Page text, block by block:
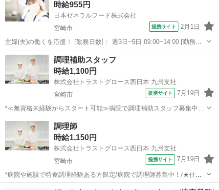
時給955円
日本ゼネラルフード株式会社
宮崎市
提携サイト 2月1日
主婦(夫)の働くを応援！ [勤務日数]： 週3日~5日 09:00~14:00 [勤務
地・最寄駅]： 宮崎県宮崎市清武町今泉丙1860 日本ゼネラルフード株
式会社 宮崎エプソン株式会社_1440 清武駅自動車7分／日向...
宮崎 宮崎市 その他
調理補助スタッフ
時給1,100円
株式会社トラストグロース西日本 九州支社
宮崎市
提携サイト 7月19日
*≪無資格未経験からスタート可能≫病院で調理補助スタッフ募集中！/
★仕事No.kp-230380* 【資格・経験】 資格：不問 経験：不問 【お仕
事内容】 *ポイント ・無資格未経験からスタート可能なお仕事です！
・早番...
宮崎 宮崎市 キッチン
調理師
時給1,150円
株式会社トラストグロース西日本 九州支社
宮崎市
提携サイト 7月19日
*病院や施設で特食調理経験ある方限定/病院で調理師募集中！/★仕事
No.kp-230374* 【資格・経験】 資格：調理師 経験：必須 【お仕事内
キッチン